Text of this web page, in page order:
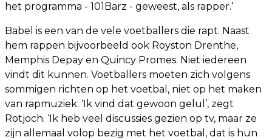
het programma - 101Barz - geweest, als rapper.’
Babel is een van de vele voetballers die rapt. Naast
hem rappen bijvoorbeeld ook Royston Drenthe,
Memphis Depay en Quincy Promes. Niet iedereen
vindt dit kunnen. Voetballers moeten zich volgens
sommigen richten op het voetbal, niet op het maken
van rapmuziek. ‘Ik vind dat gewoon gelul’, zegt
Rotjoch. ‘Ik heb veel discussies gezien op tv, maar ze
zijn allemaal volop bezig met het voetbal, dat is hun